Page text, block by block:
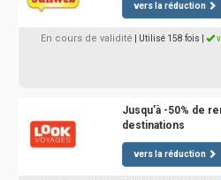
vers la réduction
En cours de validité | Utilisé 158 fois
Jusqu'à -50% de
destinations
vers la réduction